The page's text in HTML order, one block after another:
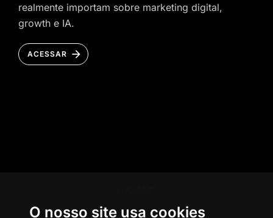
O nosso site usa cookies
realmente importam sobre marketing digital,
growth e IA.
ACESSAR
AGÊNCIA